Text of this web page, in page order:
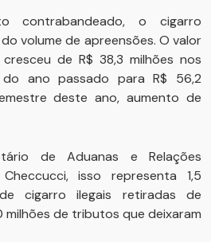
contrabandeado, o cigarro
volume de apreensões. O valor
de R$ 38,3 milhões nos
do ano passado para R$ 56,2
deste ano, aumento de
de Aduanas e Relações
isso representa 1,5
cigarro ilegais retiradas de
milhões de tributos que deixaram